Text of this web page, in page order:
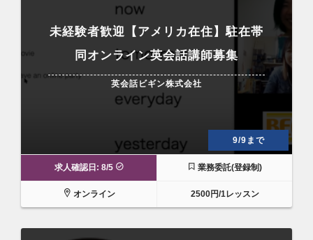
未経験者歓迎【アメリカ在住】駐在帯
同オンライン英会話講師募集
英会話ビギン株式会社
9/9まで
求人確認日: 8/5 業務委託(登録制)
オンライン 2500円/1レッスン